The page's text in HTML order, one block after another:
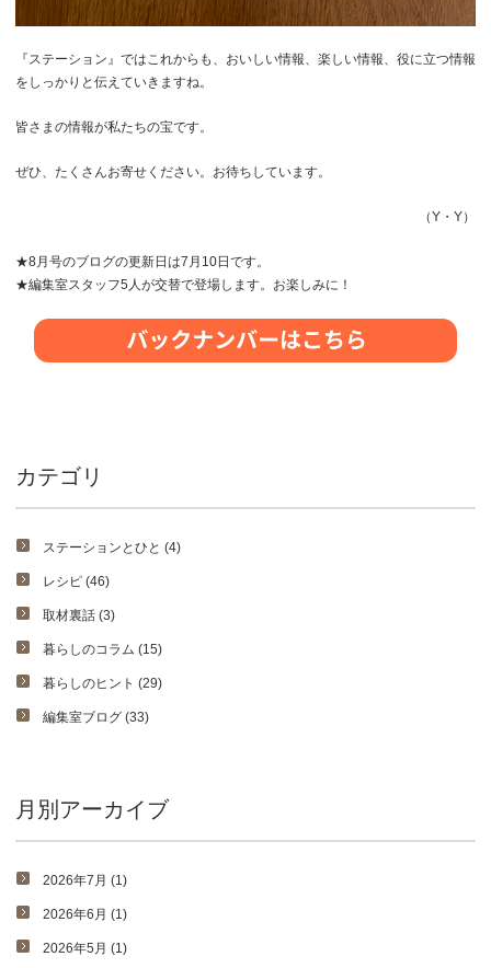
『ステーション』ではこれからも、おいしい情報、楽しい情報、役に立つ情報
をしっかりと伝えていきますね。
皆さまの情報が私たちの宝です。
ぜひ、たくさんお寄せください。お待ちしています。
（Y・Y）
★8月号のブログの更新日は7月10日です。
★編集室スタッフ5人が交替で登場します。お楽しみに！
カテゴリ
ステーションとひと (4)
レシピ (46)
取材裏話 (3)
暮らしのコラム (15)
暮らしのヒント (29)
編集室ブログ (33)
月別アーカイブ
2026年7月 (1)
2026年6月 (1)
2026年5月 (1)